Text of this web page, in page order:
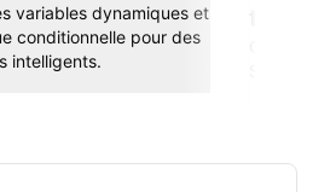
variables dynamiques et
conditionnelle pour des
intelligents.